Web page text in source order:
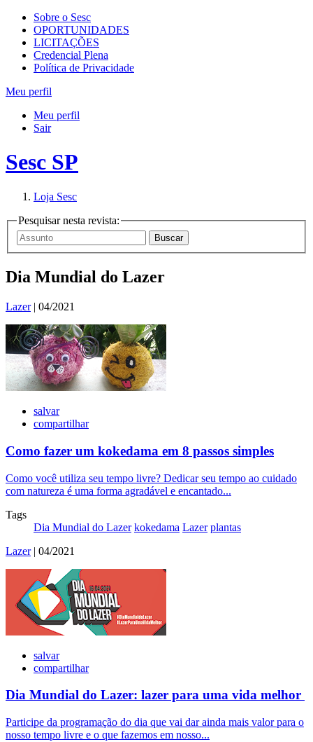
Sobre o Sesc
OPORTUNIDADES
LICITAÇÕES
Credencial Plena
Política de Privacidade
Meu perfil
Meu perfil
Sair
Sesc SP
Loja Sesc
Pesquisar nesta revista:
Dia Mundial do Lazer
Lazer| 04/2021
salvar
compartilhar
Como fazer um kokedama em 8 passos simples
Como você utiliza seu tempo livre? Dedicar seu tempo ao cuidado
com natureza é uma forma agradável e encantado...
Tags
Dia Mundial do Lazer kokedama Lazer plantas
Lazer| 04/2021
salvar
compartilhar
Dia Mundial do Lazer: lazer para uma vida melhor
Participe da programação do dia que vai dar ainda mais valor para o
nosso tempo livre e o que fazemos em nosso...